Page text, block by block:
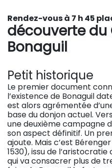
Rendez-vous à 7 h 45
découverte
Bonaguil
Petit historique
Le premier document
l’existence de Bonaguil
est alors agrémentée
base du donjon actuel.
une deuxième campagne
son aspect définitif. Un
ajoute. Mais c’est
1530), issu de
qui va consacrer plus de